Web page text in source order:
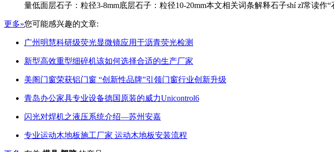
量低面层石子：粒径3-8mm底层石子：粒径10-20mm本文相关词条解释石子shí zǐ常读作
更多»您可能感兴趣的文章:
广州明慧科研级荧光显微镜应用于沥青荧光检测
新型高效重型细碎机该如何选择合适的生产厂家
美阁门窗荣获铝门窗 “创新性品牌”引领门窗行业创新升级
青岛办公家具专业设备德国原装的威力Unicontrol6
闪光对焊机之液压系统介绍—苏州安嘉
专业运动木地板施工厂家 运动木地板安装流程